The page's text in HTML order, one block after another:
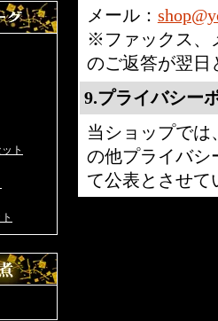
ト
メール：
※ファックス、
のご返答が翌日
9.プライバシー
当ショップで
の他プライバシ
て公表とさせて